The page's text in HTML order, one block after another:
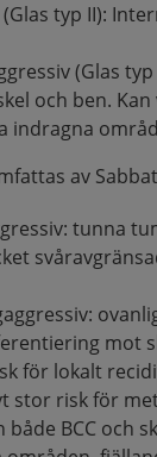
typ II):
(Glas
och ben.
indragna
av
tunna
mot
för lokalt
stor risk för
BCC och